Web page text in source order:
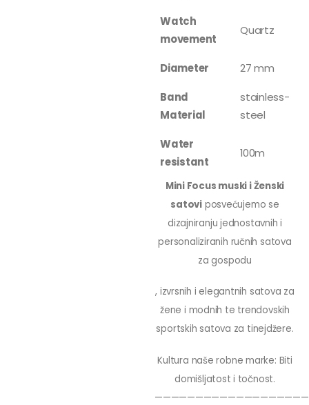
Watch
movement
Quartz
Diameter
27 mm
Band
Material
stainless-
steel
Water
resistant
100m
Mini Focus muski i Ženski
satovi posvećujemo se
dizajniranju jednostavnih i
personaliziranih ručnih satova
za gospodu
, izvrsnih i elegantnih satova za
žene i modnih te trendovskih
sportskih satova za tinejdžere.
Kultura naše robne marke: Biti
domišljatost i točnost.